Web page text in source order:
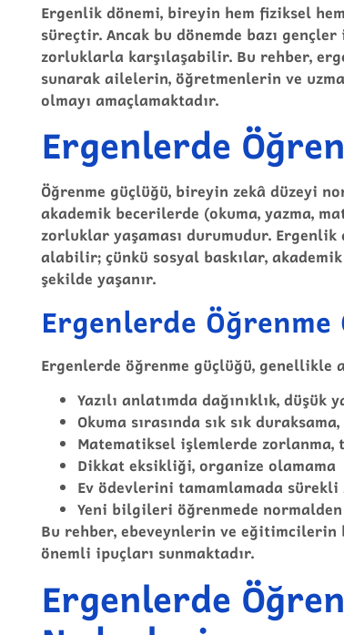
Ergenlik dönemi, bireyin hem fiziksel
süreçtir. Ancak bu dönemde bazı
zorluklarla karşılaşabilir. Bu rehber,
sunarak ailelerin, öğretmenlerin ve
olmayı amaçlamaktadır.
Ergenlerde
Öğrenme güçlüğü, bireyin zekâ düzeyi
akademik becerilerde (okuma, yazma,
zorluklar yaşaması durumudur.
alabilir; çünkü sosyal baskılar,
şekilde yaşanır.
Ergenlerde
Ergenlerde öğrenme güçlüğü,
Yazılı anlatımda dağınıklık, düşük
Okuma sırasında sık sık
Matematiksel işlemlerde zorlanma,
Dikkat eksikliği, organize olamama
Ev ödevlerini tamamlamada sürekli
Yeni bilgileri öğrenmede
Bu rehber, ebeveynlerin ve
önemli ipuçları sunmaktadır.
Ergenlerde